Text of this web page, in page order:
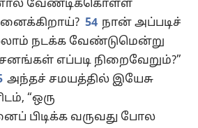
வேண்டிக்கொள்ள
54 நான் அப்படிச்
நடக்க வேண்டுமென்று
எப்படி நிறைவேறும்?”
அந்தச் சமயத்தில் இயேசு
“ஒரு
பிடிக்க வருவது போல